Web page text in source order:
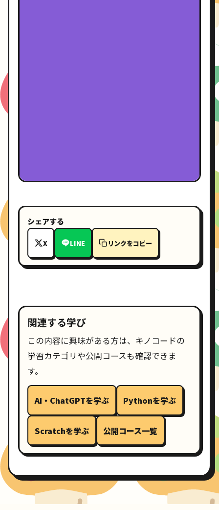
シェアする
X LINE リンクをコピー
関連する学び
この内容に興味がある方は、キノコードの
学習カテゴリや公開コースも確認できま
す。
AI・ChatGPTを学ぶ Pythonを学ぶ
Scratchを学ぶ 公開コース一覧